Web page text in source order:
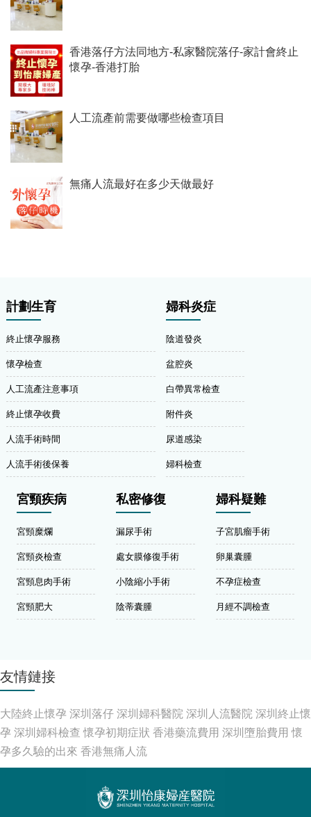
香港落仔方法同地方-私家醫院落仔-家計會終止
懷孕-香港打胎
人工流產前需要做哪些檢查項目
無痛人流最好在多少天做最好
計劃生育
終止懷孕服務
懷孕檢查
人工流產注意事項
終止懷孕收費
人流手術時間
人流手術後保養
婦科炎症
陰道發炎
盆腔炎
白帶異常檢查
附件炎
尿道感染
婦科檢查
宮頸疾病
宮頸糜爛
宮頸炎檢查
宮頸息肉手術
宮頸肥大
私密修復
漏尿手術
處女膜修復手術
小陰縮小手術
陰蒂囊腫
婦科疑難
子宮肌瘤手術
卵巢囊腫
不孕症檢查
月經不調檢查
友情鏈接
大陸終止懷孕 深圳落仔深圳婦科醫院深圳人流醫院深圳終止懷
孕 深圳婦科檢查 懷孕初期症狀 香港藥流費用 深圳墮胎費用 懷
孕多久驗的出來 香港無痛人流